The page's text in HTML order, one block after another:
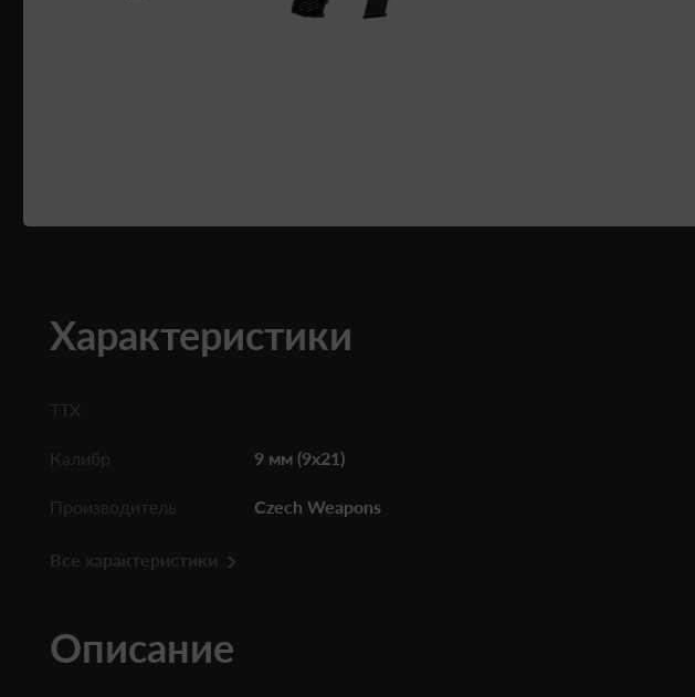
Характеристики
ТТХ
Калибр 9 мм (9х21)
Производитель Czech Weapons
Все характеристики
Описание